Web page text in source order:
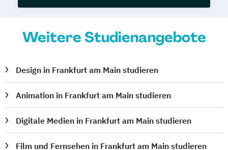
Weitere Studienangebote
Design in Frankfurt am Main studieren
Animation in Frankfurt am Main studieren
Digitale Medien in Frankfurt am Main studieren
Film und Fernsehen in Frankfurt am Main studieren